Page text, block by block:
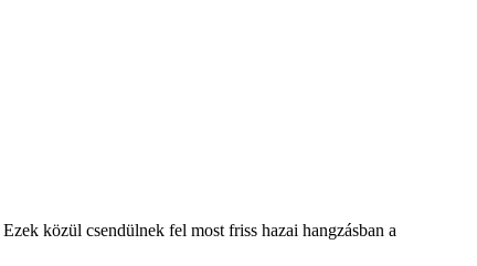
közül csendülnek fel most friss hazai hangzásban a